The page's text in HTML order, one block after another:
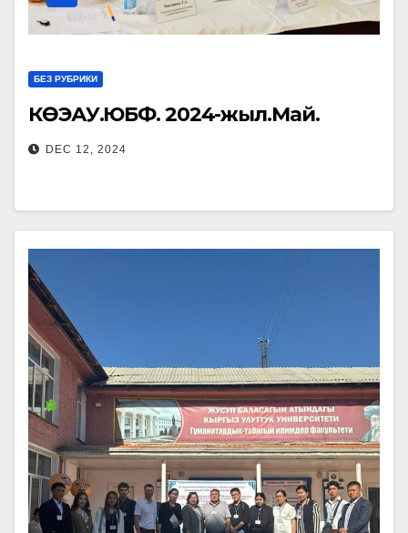
БЕЗ РУБРИКИ
КӨЭАУ.ЮБФ. 2024-жыл.Май.
DEC 12, 2024